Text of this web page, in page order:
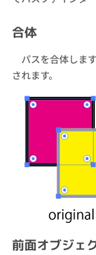
合体
パスを合体しま
されます。
前面オブジェ